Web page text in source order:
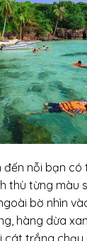
nỗi bạn có
thù từng màu
bờ nhìn
hàng dừa
cát trắng chạy